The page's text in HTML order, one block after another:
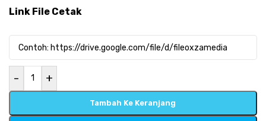
Link File Cetak
- +
Tambah Ke Keranjang